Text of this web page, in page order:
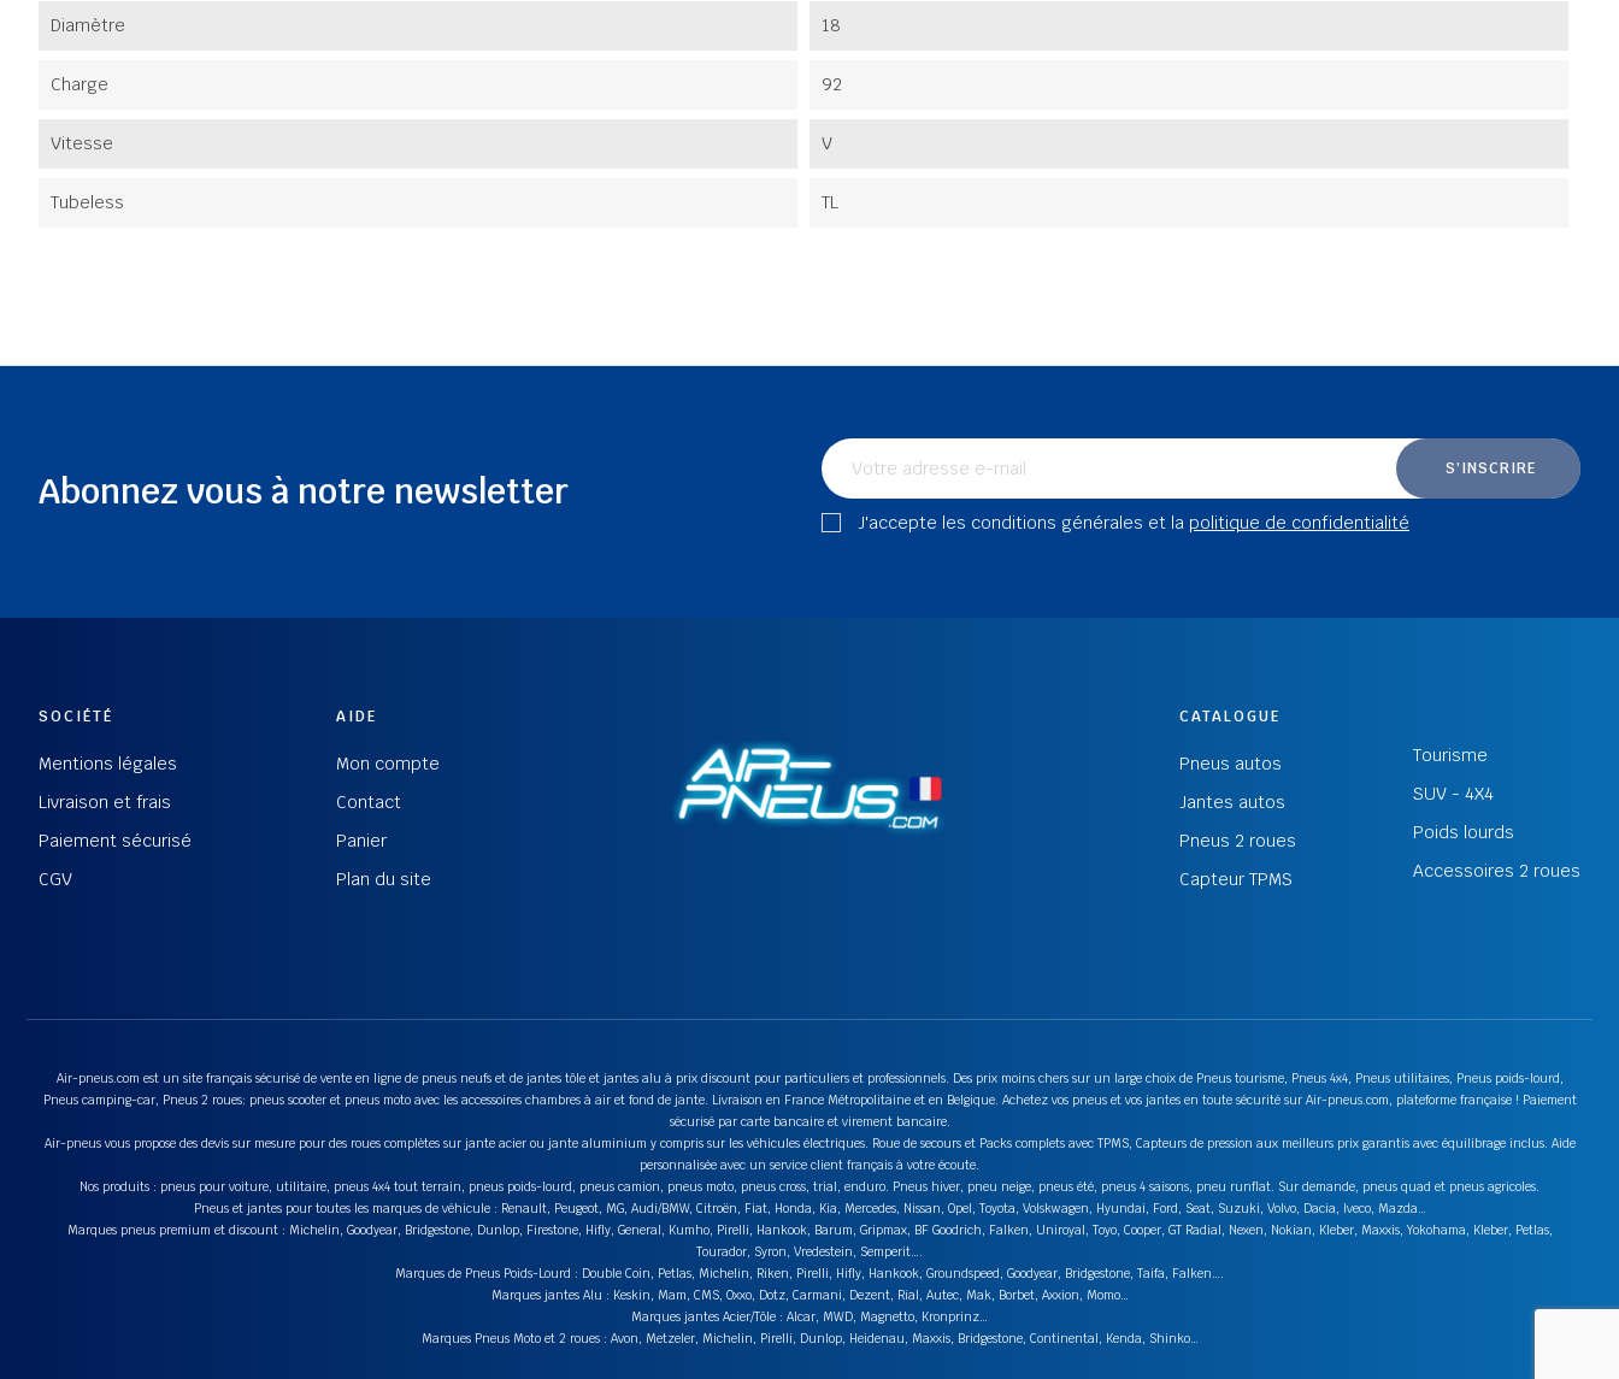
Diamètre 18
Charge 92
Vitesse V
Tubeless TL
Abonnez vous à notre newsletter
S'INSCRIRE
J'accepte les conditions générales et la politique de confidentialité
SOCIÉTÉ
Mentions légales
Livraison et frais
Paiement sécurisé
CGV
AIDE
Mon compte
Contact
Panier
Plan du site
CATALOGUE
Pneus autos
Jantes autos
Pneus 2 roues
Capteur TPMS
Tourisme
SUV - 4X4
Poids lourds
Accessoires 2 roues
Air-pneus.com est un site français sécurisé de vente en ligne de pneus neufs et de jantes tôle et jantes alu à prix discount pour particuliers et professionnels. Des prix moins chers sur un large choix de Pneus tourisme, Pneus 4x4, Pneus utilitaires, Pneus poids-lourd,
Pneus camping-car, Pneus 2 roues: pneus scooter et pneus moto avec les accessoires chambres à air et fond de jante. Livraison en France Métropolitaine et en Belgique. Achetez vos pneus et vos jantes en toute sécurité sur Air-pneus.com, plateforme française ! Paiement
sécurisé par carte bancaire et virement bancaire.
Air-pneus vous propose des devis sur mesure pour des roues complètes sur jante acier ou jante aluminium y compris sur les véhicules électriques. Roue de secours et Packs complets avec TPMS, Capteurs de pression aux meilleurs prix garantis avec équilibrage inclus. Aide
personnalisée avec un service client français à votre écoute.
Nos produits : pneus pour voiture, utilitaire, pneus 4x4 tout terrain, pneus poids-lourd, pneus camion, pneus moto, pneus cross, trial, enduro. Pneus hiver, pneu neige, pneus été, pneus 4 saisons, pneu runflat. Sur demande, pneus quad et pneus agricoles.
Pneus et jantes pour toutes les marques de véhicule : Renault, Peugeot, MG, Audi/BMW, Citroën, Fiat, Honda, Kia, Mercedes, Nissan, Opel, Toyota, Volskwagen, Hyundai, Ford, Seat, Suzuki, Volvo, Dacia, Iveco, Mazda…
Marques pneus premium et discount : Michelin, Goodyear, Bridgestone, Dunlop, Firestone, Hifly, General, Kumho, Pirelli, Hankook, Barum, Gripmax, BF Goodrich, Falken, Uniroyal, Toyo, Cooper, GT Radial, Nexen, Nokian, Kleber, Maxxis, Yokohama, Kleber, Petlas,
Tourador, Syron, Vredestein, Semperit….
Marques de Pneus Poids-Lourd : Double Coin, Petlas, Michelin, Riken, Pirelli, Hifly, Hankook, Groundspeed, Goodyear, Bridgestone, Taifa, Falken….
Marques jantes Alu : Keskin, Mam, CMS, Oxxo, Dotz, Carmani, Dezent, Rial, Autec, Mak, Borbet, Axxion, Momo…
Marques jantes Acier/Tôle : Alcar, MWD, Magnetto, Kronprinz…
Marques Pneus Moto et 2 roues : Avon, Metzeler, Michelin, Pirelli, Dunlop, Heidenau, Maxxis, Bridgestone, Continental, Kenda, Shinko…